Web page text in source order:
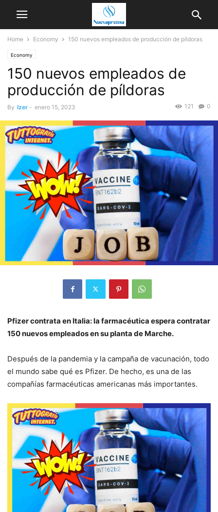
Home Economy 150 nuevos empleados de producción de píldoras
Economy
150 nuevos empleados de
producción de píldoras
By Izer - enero 15, 2023 0
121
Pfizer contrata en Italia: la farmacéutica espera contratar
150 nuevos empleados en su planta de Marche.
Después de la pandemia y la campaña de vacunación, todo
el mundo sabe qué es Pfizer. De hecho, es una de las
compañías farmacéuticas americanas más importantes.